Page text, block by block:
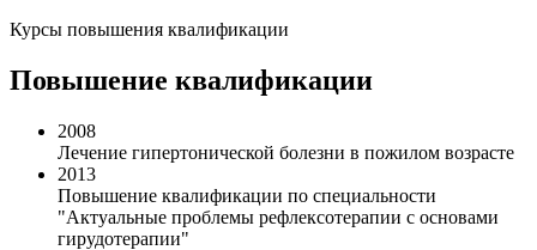
Курсы повышения квалификации
Повышение квалификации
2008
Лечение гипертонической болезни в пожилом возрасте
2013
Повышение квалификации по специальности
"Актуальные проблемы рефлексотерапии с основами
гирудотерапии"